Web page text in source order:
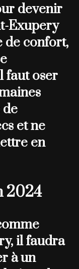
devenir
Exupery
de confort,
faut oser
et ne
en
2024
il faudra
à un